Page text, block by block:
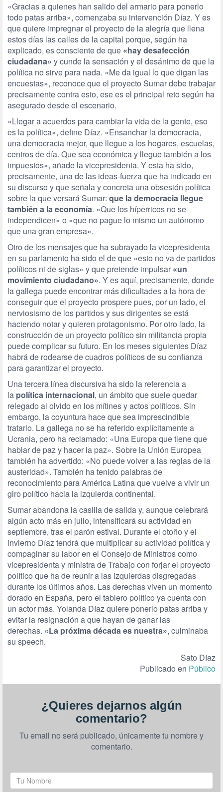
«Gracias a quienes han salido del armario para ponerlo
todo patas arriba», comenzaba su intervención Díaz. Y es
que quiere impregnar el proyecto de la alegría que llena
estos días las calles de la capital porque, según ha
explicado, es consciente de que «hay desafección
ciudadana» y cunde la sensación y el desánimo de que la
política no sirve para nada. «Me da igual lo que digan las
encuestas», reconoce que el proyecto Sumar debe trabajar
precisamente contra esto, ese es el principal reto según ha
asegurado desde el escenario.
«Llegar a acuerdos para cambiar la vida de la gente, eso
es la política», define Díaz. «Ensanchar la democracia,
una democracia mejor, que llegue a los hogares, escuelas,
centros de día. Que sea económica y llegue también a los
impuestos», añade la vicepresidenta. Y esta ha sido,
precisamente, una de las ideas-fuerza que ha indicado en
su discurso y que señala y concreta una obsesión política
sobre la que versará Sumar: que la democracia llegue
también a la economía. «Que los híperricos no se
independicen» o «que no pague lo mismo un autónomo
que una gran empresa».
Otro de los mensajes que ha subrayado la vicepresidenta
en su parlamento ha sido el de que «esto no va de partidos
políticos ni de siglas» y que pretende impulsar «un
movimiento ciudadano». Y es aquí, precisamente, donde
la gallega puede encontrar más dificultades a la hora de
conseguir que el proyecto prospere pues, por un lado, el
nerviosismo de los partidos y sus dirigentes se está
haciendo notar y quieren protagonismo. Por otro lado, la
construcción de un proyecto político sin militancia propia
puede complicar su futuro. En los meses siguientes Díaz
habrá de rodearse de cuadros políticos de su confianza
para garantizar el proyecto.
Una tercera línea discursiva ha sido la referencia a
la política internacional, un ámbito que suele quedar
relegado al olvido en los mítines y actos políticos. Sin
embargo, la coyuntura hace que sea imprescindible
tratarlo. La gallega no se ha referido explícitamente a
Ucrania, pero ha reclamado: «Una Europa que tiene que
hablar de paz y hacer la paz». Sobre la Unión Europea
también ha advertido: «No puede volver a las reglas de la
austeridad». También ha tenido palabras de
reconocimiento para América Latina que vuelve a vivir un
giro político hacia la izquierda continental.
Sumar abandona la casilla de salida y, aunque celebrará
algún acto más en julio, intensificará su actividad en
septiembre, tras el parón estival. Durante el otoño y el
invierno Díaz tendrá que multiplicar su actividad política y
compaginar su labor en el Consejo de Ministros como
vicepresidenta y ministra de Trabajo con forjar el proyecto
político que ha de reunir a las izquierdas disgregadas
durante los últimos años. Las derechas viven un momento
dorado en España, pero el tablero político ya cuenta con
un actor más. Yolanda Díaz quiere ponerlo patas arriba y
evitar la resignación a que hayan de ganar las
derechas. «La próxima década es nuestra», culminaba
su speech.
Sato Díaz
Publicado en Público
¿Quieres dejarnos algún
comentario?
Tu email no será publicado, únicamente tu nombre y
comentario.